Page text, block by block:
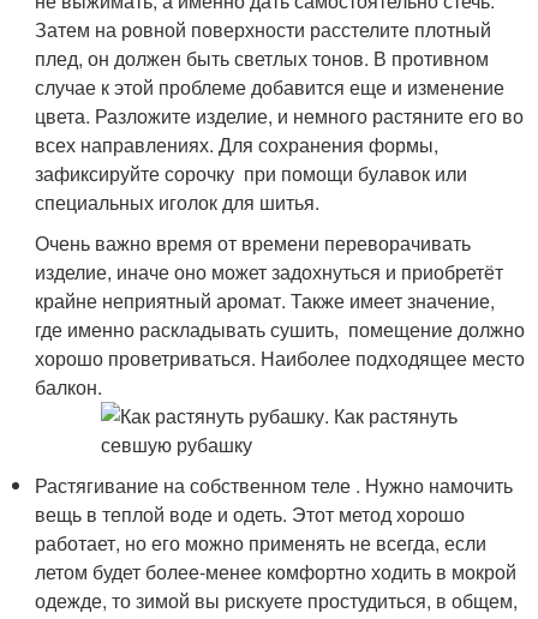
Затем на ровной поверхности расстелите плотный
плед, он должен быть светлых тонов. В противном
случае к этой проблеме добавится еще и изменение
цвета. Разложите изделие, и немного растяните его во
всех направлениях. Для сохранения формы,
зафиксируйте сорочку при помощи булавок или
специальных иголок для шитья.
Очень важно время от времени переворачивать
изделие, иначе оно может задохнуться и приобретёт
крайне неприятный аромат. Также имеет значение,
где именно раскладывать сушить, помещение должно
хорошо проветриваться. Наиболее подходящее место
балкон.
Растягивание на собственном теле . Нужно намочить
вещь в теплой воде и одеть. Этот метод хорошо
работает, но его можно применять не всегда, если
летом будет более-менее комфортно ходить в мокрой
одежде, то зимой вы рискуете простудиться, в общем,